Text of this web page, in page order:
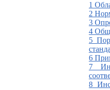
1
2
3
4
5
6
7
8